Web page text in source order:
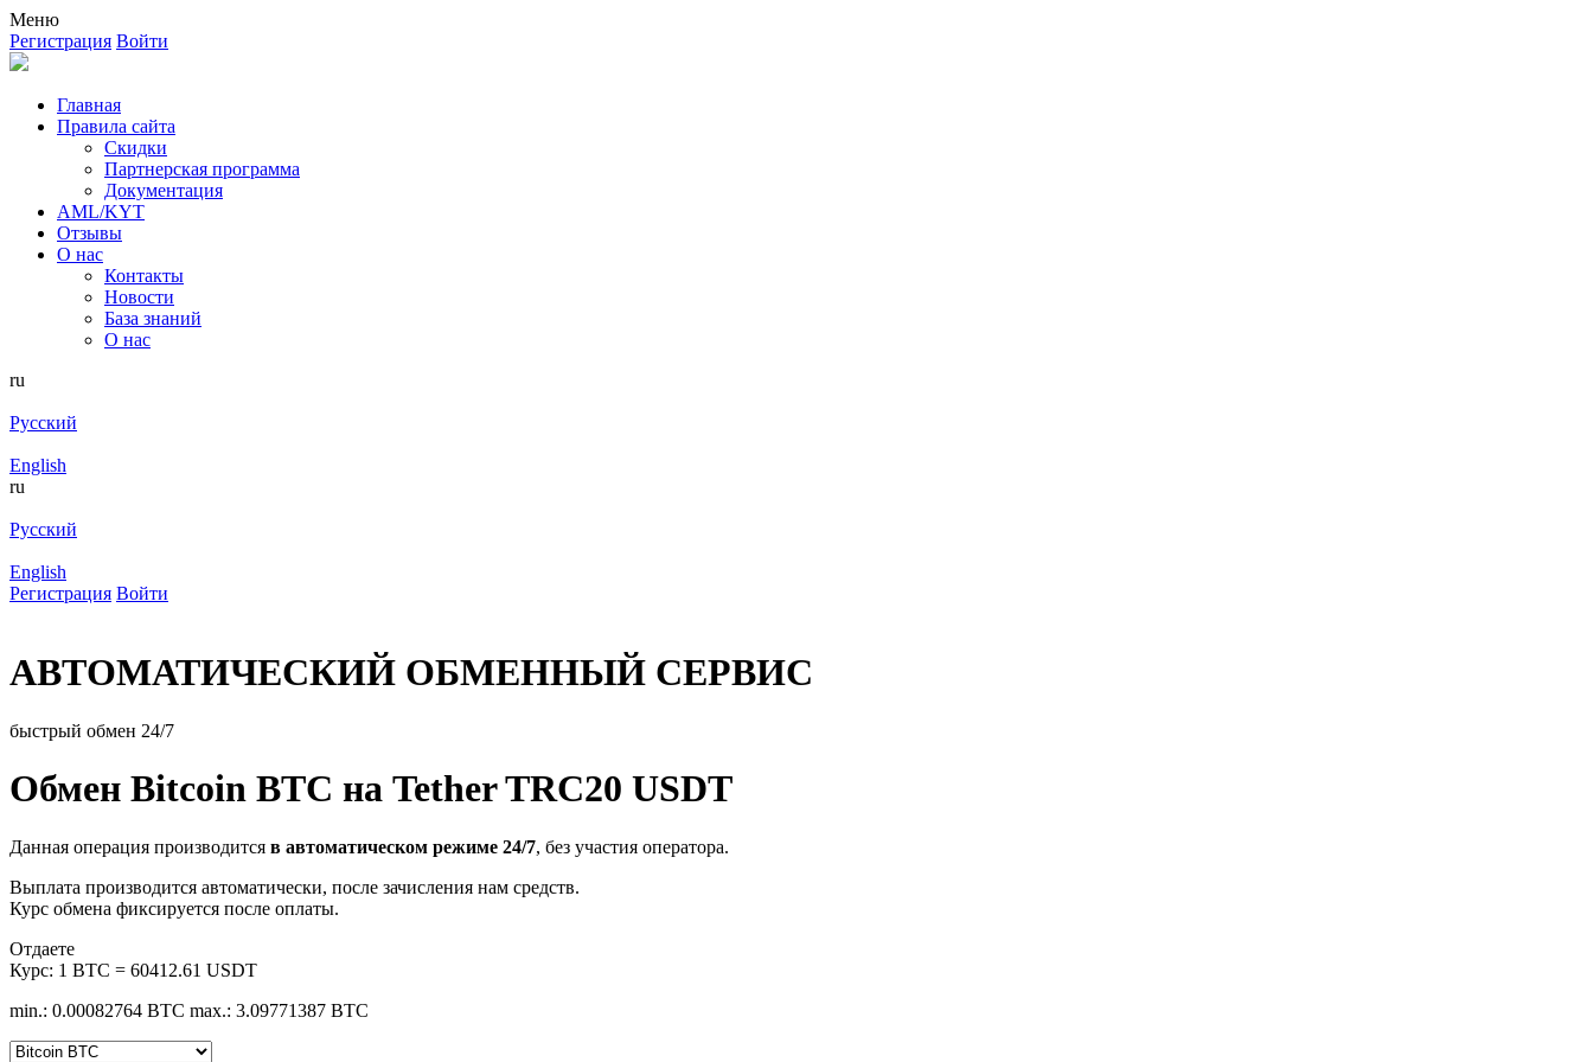
Меню
Регистрация Войти
Главная
Правила сайта
Скидки
Партнерская программа
Документация
AML/KYT
Отзывы
О нас
Контакты
Новости
База знаний
О нас
ru
Русский
English
ru
Русский
English
Регистрация Войти
АВТОМАТИЧЕСКИЙ ОБМЕННЫЙ СЕРВИС
быстрый обмен 24/7
Обмен Bitcoin BTC на Tether TRC20 USDT
Данная операция производится в автоматическом режиме 24/7, без участия оператора.
Выплата производится автоматически, после зачисления нам средств.
Курс обмена фиксируется после оплаты.
Отдаете
Курс: 1 BTC = 60412.61 USDT
min.: 0.00082764 BTC max.: 3.09771387 BTC